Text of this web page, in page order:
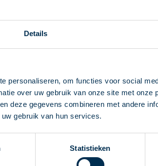
Details
personaliseren, om functies voor social
over uw gebruik van onze site met onze
deze gegevens combineren met andere
gebruik van hun services.
Statistieken
te halen en alsnog toe te rekenen aan
beschikking zijn gesteld,
gekregen. In de eerdere jaren
belastbaar inkomen van 2018 gerekend.
2026